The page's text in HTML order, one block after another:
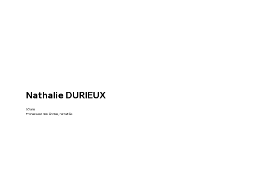
Nathalie DURIEUX
63 ans
Professeur des écoles, retraitée